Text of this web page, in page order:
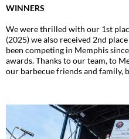
WINNERS
We were thrilled with our 1st
(2025) we also received 2nd place
been competing in Memphis
awards. Thanks to our team, to
our barbecue friends and family,